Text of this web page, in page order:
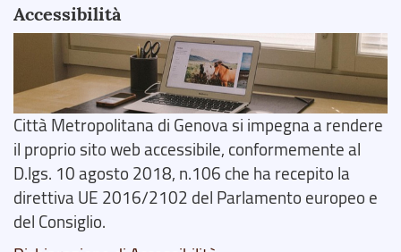
Accessibilità
Città Metropolitana di Genova si impegna a rendere
il proprio sito web accessibile, conformemente al
D.lgs. 10 agosto 2018, n.106 che ha recepito la
direttiva UE 2016/2102 del Parlamento europeo e
del Consiglio.